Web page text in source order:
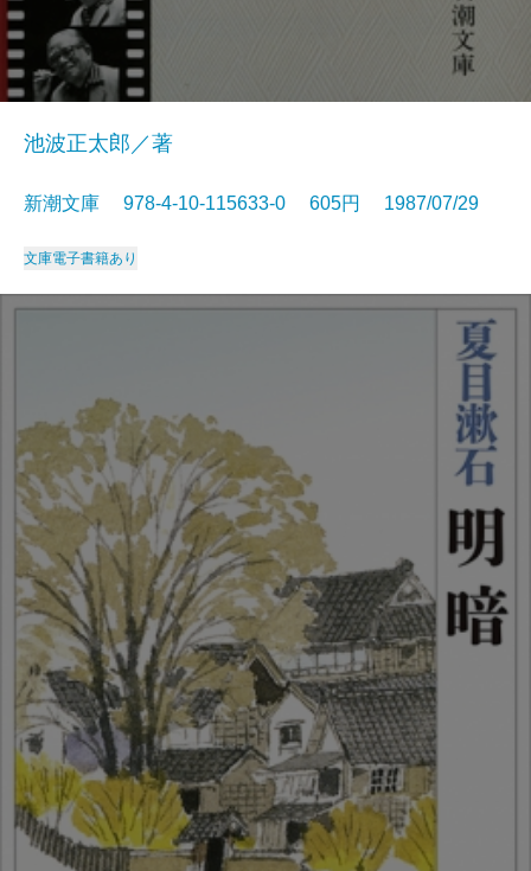
池波正太郎／著
新潮文庫 978-4-10-115633-0 605円 1987/07/29
文庫電子書籍あり